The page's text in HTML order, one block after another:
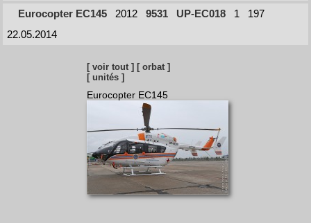
Eurocopter EC145
2012 9531 UP-EC018 1
197
22.05.2014
[ voir tout ] [ orbat ]
[ unités ]
Eurocopter EC145